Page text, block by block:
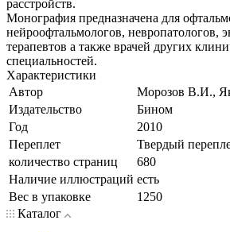
расстройств.
Монография предназначена для
нейроофтальмологов, невропатологов,
терапевтов а также врачей других
специальностей.
Характеристики
Автор
Морозов В.И.,
Издательство
Бином
Год
2010
Переплет
Твердый
количество страниц
680
Наличие иллюстраций есть
Вес в упаковке
1250
Каталог